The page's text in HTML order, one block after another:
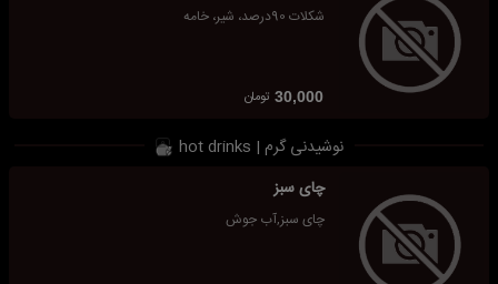
شکلات 90درصد، شیر، خامه
30,000 تومان
نوشیدنی گرم | hot drinks
چای سبز
چای سبز,آب جوش